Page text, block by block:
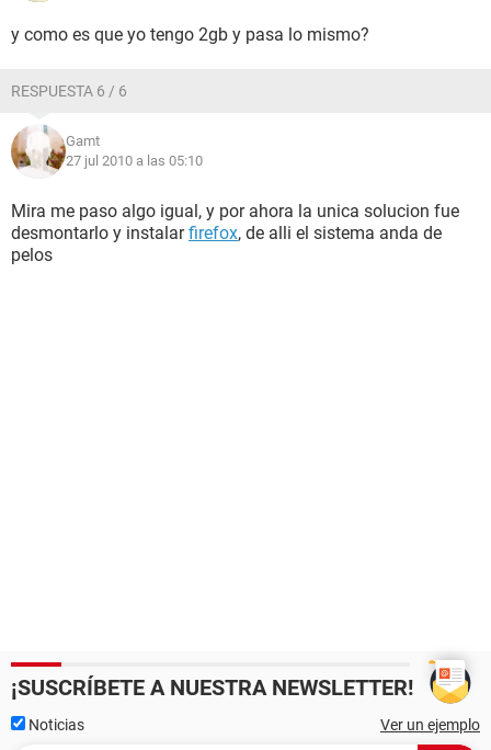
y como es que yo tengo 2gb y pasa lo mismo?
RESPUESTA 6 / 6
Gamt
27 jul 2010 a las 05:10
Mira me paso algo igual, y por ahora la unica solucion fue
desmontarlo y instalarfirefox, de alli el sistema anda de
pelos
¡SUSCRÍBETE A NUESTRA NEWSLETTER!
Noticias Ver un ejemplo